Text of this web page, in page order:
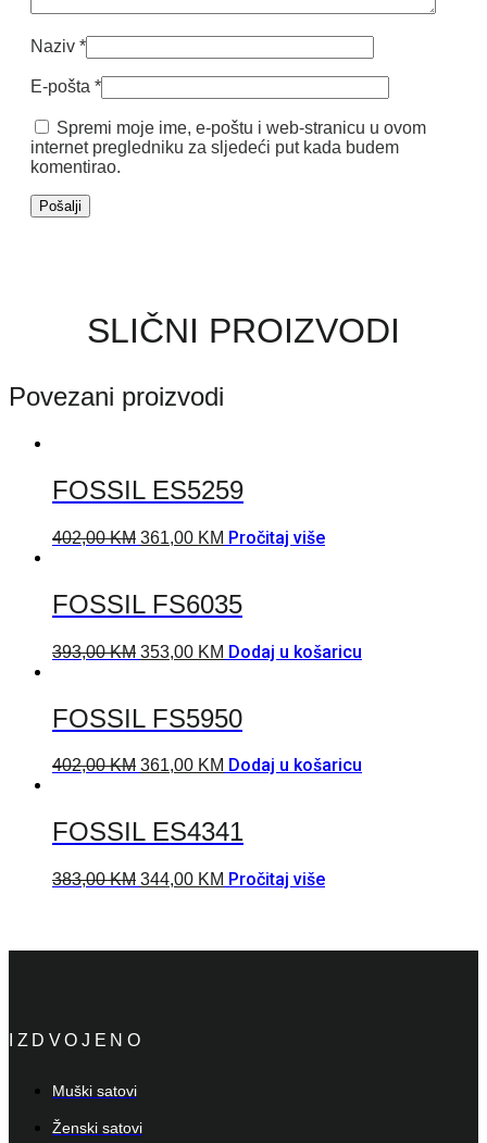
Naziv *
E-pošta *
Spremi moje ime, e-poštu i web-stranicu u ovom
internet pregledniku za sljedeći put kada budem
komentirao.
SLIČNI PROIZVODI
Povezani proizvodi
FOSSIL ES5259
402,00KM 361,00 KM Pročitaj više
FOSSIL FS6035
393,00KM 353,00 KM Dodaj u košaricu
FOSSIL FS5950
402,00KM 361,00 KM Dodaj u košaricu
FOSSIL ES4341
383,00KM 344,00 KM Pročitaj više
IZDVOJENO
Muški satovi
Ženski satovi